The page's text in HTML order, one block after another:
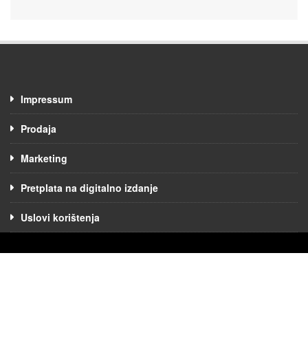
Impressum
Prodaja
Marketing
Pretplata na digitalno izdanje
Uslovi korištenja